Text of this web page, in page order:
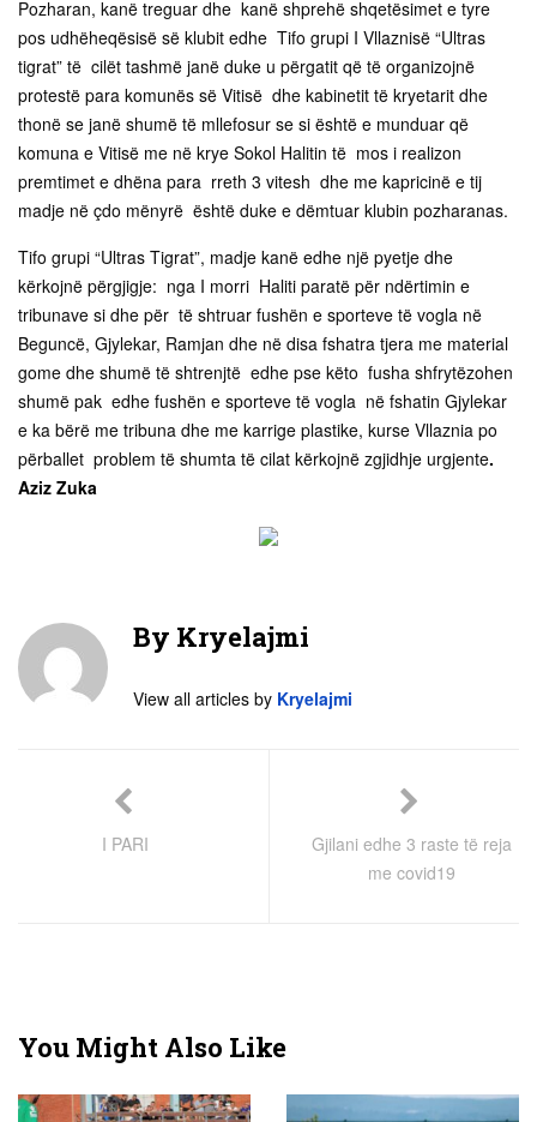
Pozharan, kanë treguar dhe kanë shprehë shqetësimet e tyre
pos udhëheqësisë së klubit edhe Tifo grupi I Vllaznisë “Ultras
tigrat” të cilët tashmë janë duke u përgatit që të organizojnë
protestë para komunës së Vitisë dhe kabinetit të kryetarit dhe
thonë se janë shumë të mllefosur se si është e munduar që
komuna e Vitisë me në krye Sokol Halitin të mos i realizon
premtimet e dhëna para rreth 3 vitesh dhe me kapricinë e tij
madje në çdo mënyrë është duke e dëmtuar klubin pozharanas.
Tifo grupi “Ultras Tigrat”, madje kanë edhe një pyetje dhe
kërkojnë përgjigje: nga I morri Haliti paratë për ndërtimin e
tribunave si dhe për të shtruar fushën e sporteve të vogla në
Beguncë, Gjylekar, Ramjan dhe në disa fshatra tjera me material
gome dhe shumë të shtrenjtë edhe pse këto fusha shfrytëzohen
shumë pak edhe fushën e sporteve të vogla në fshatin Gjylekar
e ka bërë me tribuna dhe me karrige plastike, kurse Vllaznia po
përballet problem të shumta të cilat kërkojnë zgjidhje urgjente.
Aziz Zuka
By Kryelajmi
View all articles by Kryelajmi
I PARI
Gjilani edhe 3 raste të reja
me covid19
You Might Also Like